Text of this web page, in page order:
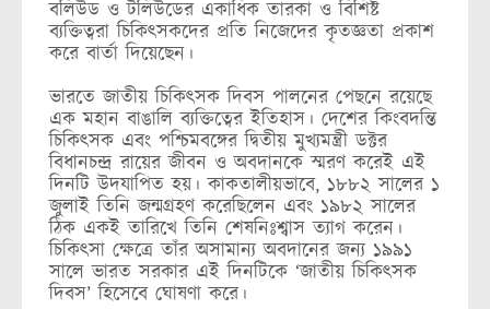
বলিউড ও টলিউডের একাধিক তারকা ও বিশিষ্ট
ব্যক্তিত্বরা চিকিৎসকদের প্রতি নিজেদের কৃতজ্ঞতা প্রকাশ
করে বার্তা দিয়েছেন।
ভারতে জাতীয় চিকিৎসক দিবস পালনের পেছনে রয়েছে
এক মহান বাঙালি ব্যক্তিত্বের ইতিহাস। দেশের কিংবদন্তি
চিকিৎসক এবং পশ্চিমবঙ্গের দ্বিতীয় মুখ্যমন্ত্রী ডক্টর
বিধানচন্দ্র রায়ের জীবন ও অবদানকে স্মরণ করেই এই
দিনটি উদযাপিত হয়। কাকতালীয়ভাবে, ১৮৮২ সালের ১
জুলাই তিনি জন্মগ্রহণ করেছিলেন এবং ১৯৮২ সালের
ঠিক একই তারিখে তিনি শেষনিঃশ্বাস ত্যাগ করেন।
চিকিৎসা ক্ষেত্রে তাঁর অসামান্য অবদানের জন্য ১৯৯১
সালে ভারত সরকার এই দিনটিকে ‘জাতীয় চিকিৎসক
দিবস’ হিসেবে ঘোষণা করে।